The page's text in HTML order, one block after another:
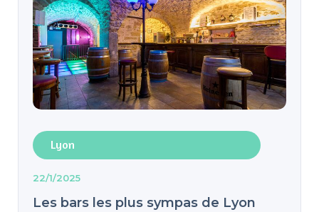
Lyon
22/1/2025
Les bars les plus sympas de Lyon